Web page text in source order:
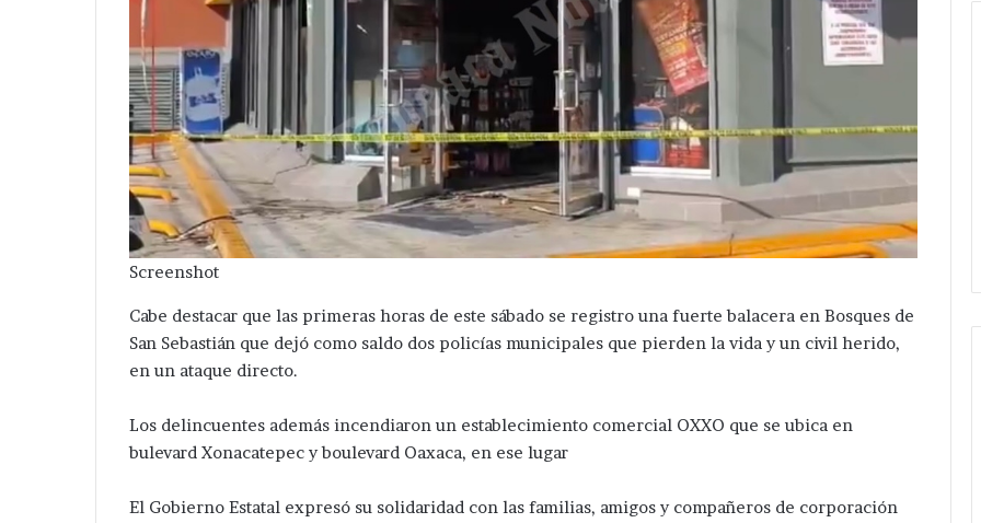
Screenshot
Cabe destacar que las primeras horas de este sábado se registro una fuerte balacera en Bosques de
San Sebastián que dejó como saldo dos policías municipales que pierden la vida y un civil herido,
en un ataque directo.
Los delincuentes además incendiaron un establecimiento comercial OXXO que se ubica en
bulevard Xonacatepec y boulevard Oaxaca, en ese lugar
El Gobierno Estatal expresó su solidaridad con las familias, amigos y compañeros de corporación
Desaparece
otra
Tepeaca
Avanza
ejecución